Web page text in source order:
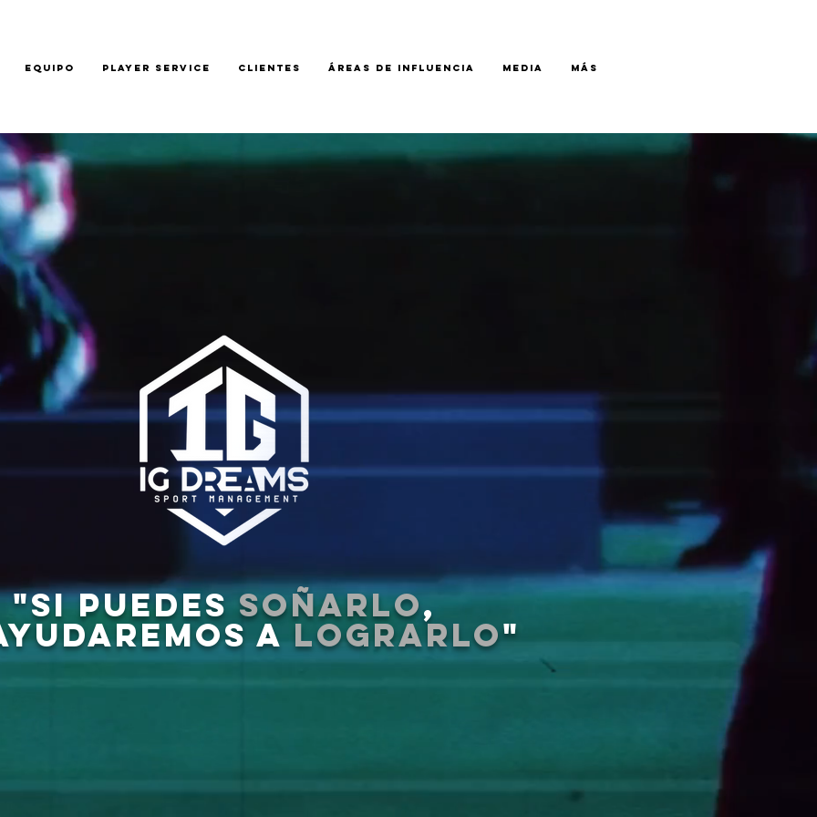
EQUIPO PLAYER SERVICE CLIENTES ÁREAS DE INFLUENCIA MEDIA Más
"SI PUEDES SOÑARLO,
A LOGRARLO"